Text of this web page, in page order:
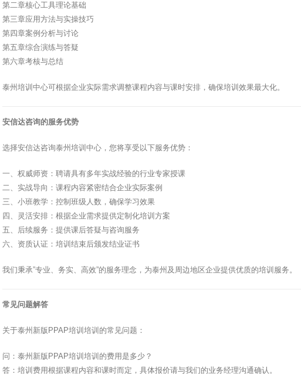
第二章核心工具理论基础
第三章应用方法与实操技巧
第四章案例分析与讨论
第五章综合演练与答疑
第六章考核与总结
泰州培训中心可根据企业实际需求调整课程内容与课时安排，确保培训效果最大化。
安信达咨询的服务优势
选择安信达咨询泰州培训中心，您将享受以下服务优势：
一、权威师资：聘请具有多年实战经验的行业专家授课
二、实战导向：课程内容紧密结合企业实际案例
三、小班教学：控制班级人数，确保学习效果
四、灵活安排：根据企业需求提供定制化培训方案
五、后续服务：提供课后答疑与咨询服务
六、资质认证：培训结束后颁发结业证书
我们秉承”专业、务实、高效”的服务理念，为泰州及周边地区企业提供优质的培训服务。
常见问题解答
关于泰州新版PPAP培训培训的常见问题：
问：泰州新版PPAP培训培训的费用是多少？
答：培训费用根据课程内容和课时而定，具体报价请与我们的业务经理沟通确认。